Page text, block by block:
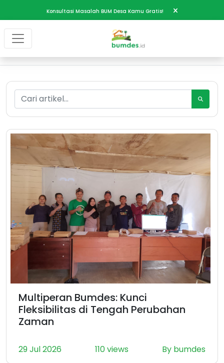
Konsultasi Masalah BUM Desa Kamu Gratis!
Multiperan Bumdes: Kunci
Fleksibilitas di Tengah Perubahan
Zaman
29 Jul 2026 110 views By bumdes